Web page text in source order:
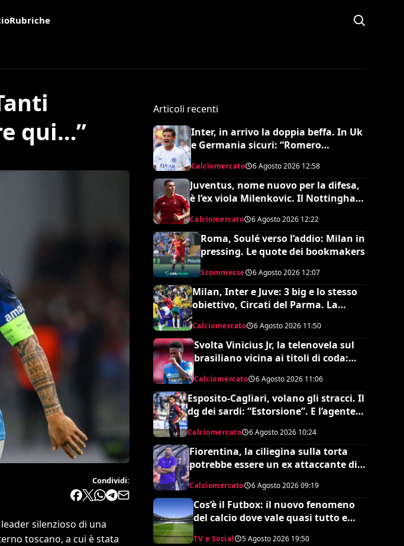
Rubriche
qui…”
Condividi:
silenzioso di una
toscano, a cui è stata
Articoli recenti
Inter, in arrivo la doppia beffa. In Uk
e Germania sicuri: “Romero
all’Atletico e Diaby al Bayer”
Calciomercato 6 Agosto 2026 12:58
Juventus, nome nuovo per la difesa,
è l’ex viola Milenkovic. Il Nottingham
chiede quasi 30 milioni
Calciomercato 6 Agosto 2026 12:22
Roma, Soulé verso l’addio: Milan in
pressing. Le quote dei bookmakers
Scommesse 6 Agosto 2026 12:07
Milan, Inter e Juve: 3 big e lo stesso
obiettivo, Circati del Parma. La
richiesta è di 35 milioni
Calciomercato 6 Agosto 2026 11:50
Svolta Vinicius Jr, la telenovela sul
brasiliano vicina ai titoli di coda:
Calciomercato 6 Agosto 2026 11:06
Esposito-Cagliari, volano gli stracci. Il
dg dei sardi: “Estorsione”. E l’agente
risponde in maniera durissima
Calciomercato 6 Agosto 2026 10:24
Fiorentina, la ciliegina sulla torta
potrebbe essere un ex attaccante di
Calciomercato 6 Agosto 202609:19
Cos’è il Futbox: il nuovo fenomeno
del calcio dove vale quasi tutto e
TV e Social 5 Agosto 2026 19:50